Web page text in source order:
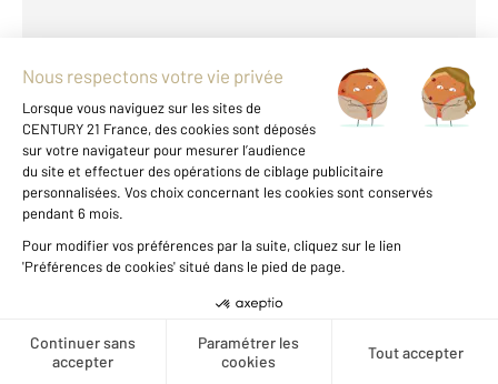
Créer une alerte
Voir le détail du bien
Exclusivité
Voir les prix au m2 de cette
zone